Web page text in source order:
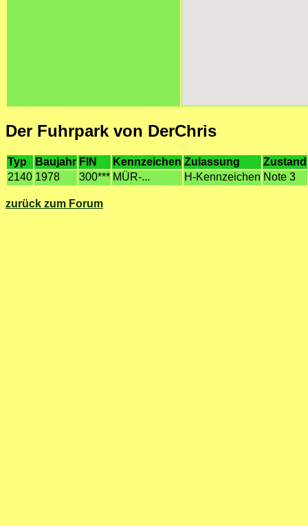
Der Fuhrpark von DerChris
Typ Baujahr FIN Kennzeichen Zulassung
Zustand
2140 1978 300*** MÜR-... H-Kennzeichen Note 3
zurück zum Forum